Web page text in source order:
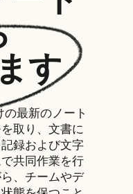
す
最新のノート
取り、文書に
録および文字
共同作業を行
、チームやデ